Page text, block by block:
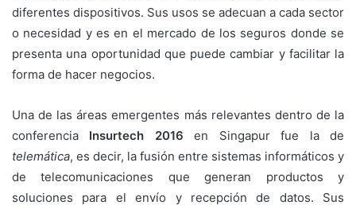
diferentes dispositivos. Sus usos se adecuan a cada sector
o necesidad y es en el mercado de los seguros donde se
presenta una oportunidad que puede cambiar y facilitar la
forma de hacer negocios.
Una de las áreas emergentes más relevantes dentro de la
conferencia Insurtech 2016 en Singapur fue la de
telemática, es decir, la fusión entre sistemas informáticos y
de telecomunicaciones que generan productos y
soluciones para el envío y recepción de datos. Sus